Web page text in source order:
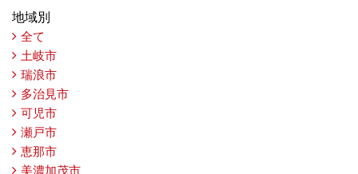
地域別
全て
土岐市
瑞浪市
多治見市
可児市
瀬戸市
恵那市
美濃加茂市